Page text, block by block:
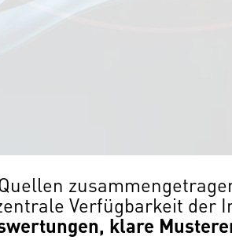
Verfügbarkeit der
klare